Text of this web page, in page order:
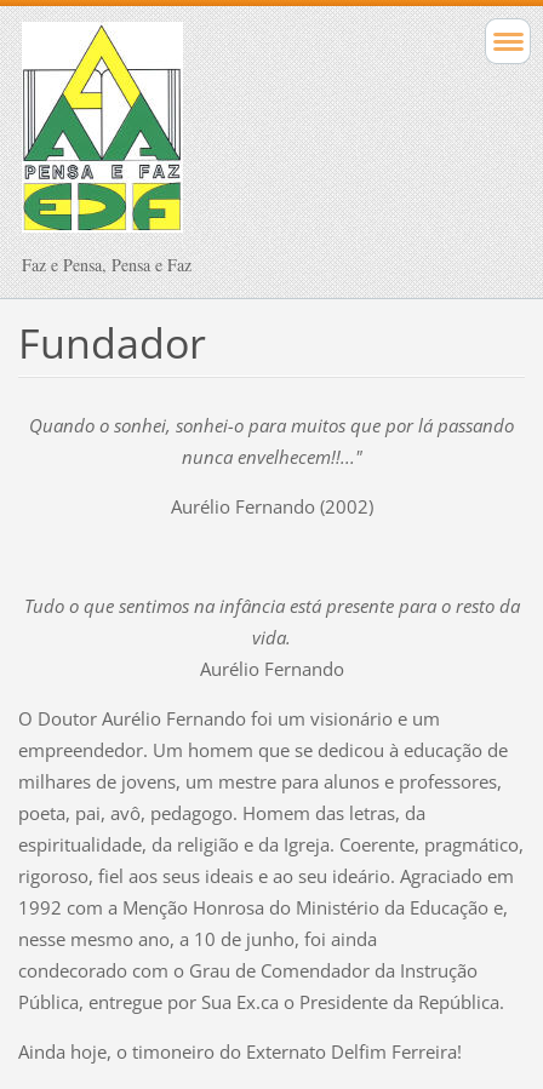
Faz e Pensa, Pensa e Faz
Fundador
Quando o sonhei, sonhei-o para muitos que por lá passando
nunca envelhecem!!..."
Aurélio Fernando (2002)
Tudo o que sentimos na infância está presente para o resto da
vida.
Aurélio Fernando
O Doutor Aurélio Fernando foi um visionário e um
empreendedor. Um homem que se dedicou à educação de
milhares de jovens, um mestre para alunos e professores,
poeta, pai, avô, pedagogo. Homem das letras, da
espiritualidade, da religião e da Igreja. Coerente, pragmático,
rigoroso, fiel aos seus ideais e ao seu ideário. Agraciado em
1992 com a Menção Honrosa do Ministério da Educação e,
nesse mesmo ano, a 10 de junho, foi ainda
condecorado com o Grau de Comendador da Instrução
Pública, entregue por Sua Ex.ca o Presidente da República.
Ainda hoje, o timoneiro do Externato Delfim Ferreira!